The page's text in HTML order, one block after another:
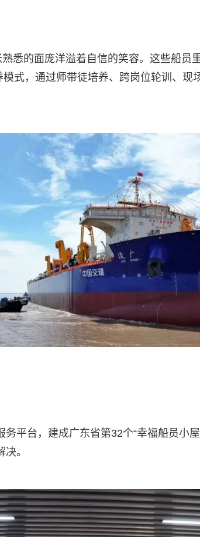
悉的面庞洋溢着自信的笑容。这些船员
模式，通过师带徒培养、跨岗位轮训、
务平台，建成广东省第32个“幸福船员
。